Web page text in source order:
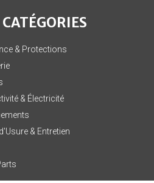
& Protections
& Électricité
& Entretien